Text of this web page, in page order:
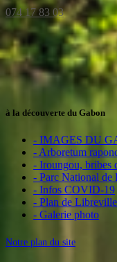
074 17 83 03
à la découverte du Gabon
- IMAGES DU
- Arboretum
- Iroungou, bribes
- Parc National de
- Infos COVID-19
- Plan de Libreville
- Galerie photo
Notre plan du site